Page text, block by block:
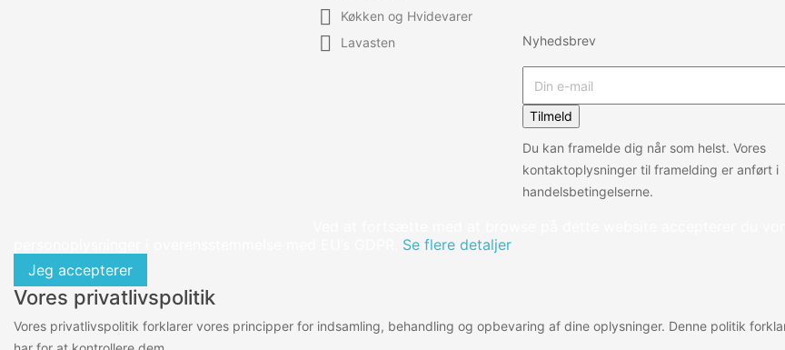
 Køkken og Hvidevarer
 Lavasten Nyhedsbrev
Tilmeld
Du kan framelde dig når som helst. Vores
kontaktoplysninger til framelding er anført i
handelsbetingelserne.
Se flere detaljer
Jeg accepterer
Vores privatlivspolitik
Vores privatlivspolitik forklarer vores principper for indsamling, behandling og opbevaring af dine oplysninger. Denne politik